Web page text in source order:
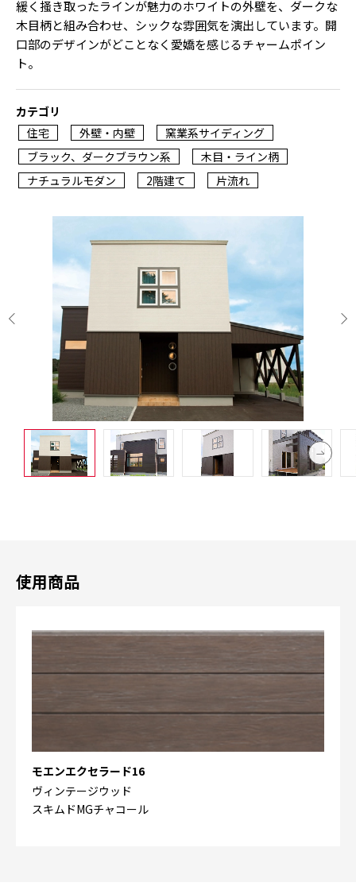
緩く掻き取ったラインが魅力のホワイトの外壁を、ダークな
木目柄と組み合わせ、シックな雰囲気を演出しています。開
口部のデザインがどことなく愛嬌を感じるチャームポイン
ト。
カテゴリ
住宅
外壁・内壁
窯業系サイディング
ブラック、ダークブラウン系
木目・ライン柄
ナチュラルモダン
2階建て 片流れ
使用商品
モエンエクセラード16
ヴィンテージウッド
スキムドMGチャコール